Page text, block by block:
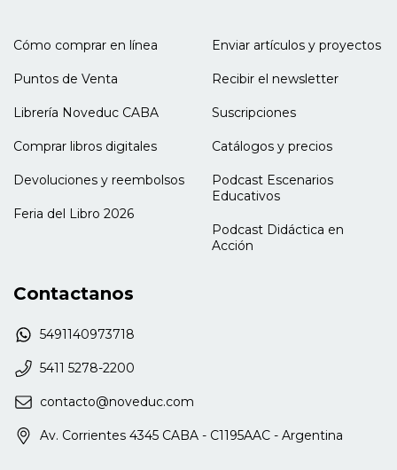
Cómo comprar en línea
Puntos de Venta
Librería Noveduc CABA
Comprar libros digitales
Devoluciones y reembolsos
Feria del Libro 2026
Enviar artículos y proyectos
Recibir el newsletter
Suscripciones
Catálogos y precios
Podcast Escenarios
Educativos
Podcast Didáctica en
Acción
Contactanos
5491140973718
5411 5278-2200
contacto@noveduc.com
Av. Corrientes 4345 CABA - C1195AAC - Argentina